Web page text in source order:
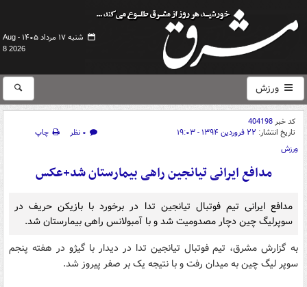
شنبه ۱۷ مرداد ۱۴۰۵ -
Aug
8 2026
ورزش
کد خبر404198
تاریخ انتشار: ۲۲ فروردین ۱۳۹۴ - ۱۹:۰۳ ۰ نظر
چاپ
ورزش
مدافع ایرانی تیانجین راهی بیمارستان شد+عکس
مدافع ایرانی تیم فوتبال تیانجین تدا در برخورد با بازیکن حریف در
سوپرلیگ چین دچار مصدومیت شد و با آمبولانس راهی بیمارستان شد.
به گزارش مشرق، تیم فوتبال تیانجین تدا در دیدار با گیژو در هفته پنجم
سوپر لیگ چین به میدان رفت و با نتیجه یک بر صفر پیروز شد.